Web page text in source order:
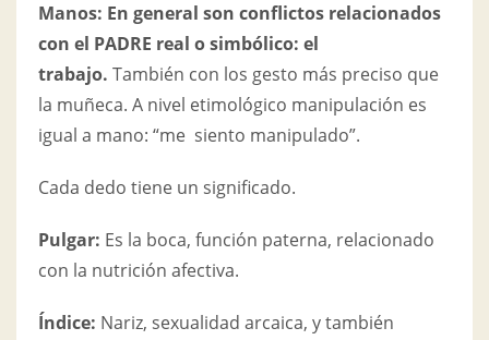
Manos: En general son conflictos relacionados
con el PADRE real o simbólico: el
trabajo. También con los gesto más preciso que
la muñeca. A nivel etimológico manipulación es
igual a mano: “me siento manipulado”.
Cada dedo tiene un significado.
Pulgar: Es la boca, función paterna, relacionado
con la nutrición afectiva.
Índice: Nariz, sexualidad arcaica, y también